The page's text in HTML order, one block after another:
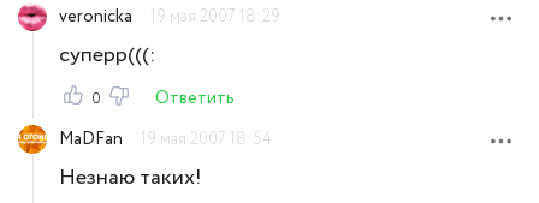
veronicka
19 мая 2007 18:29
суперр(((:
0
Ответить
MaDFan
19 мая 2007 18:54
Незнаю таких!